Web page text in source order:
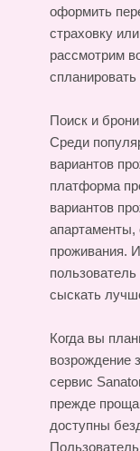
оформить
страховку
рассмотрим
Поиск и
Среди
вариантов
платформа
вариантов
проживания.
сыскать
Когда вы
возрождение
сервис
прежде
доступны